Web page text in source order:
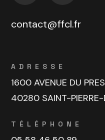
contact@ffcl.fr
ADRESSE
1600 AVENUE DU
40280 SAINT-
TÉLÉPHONE